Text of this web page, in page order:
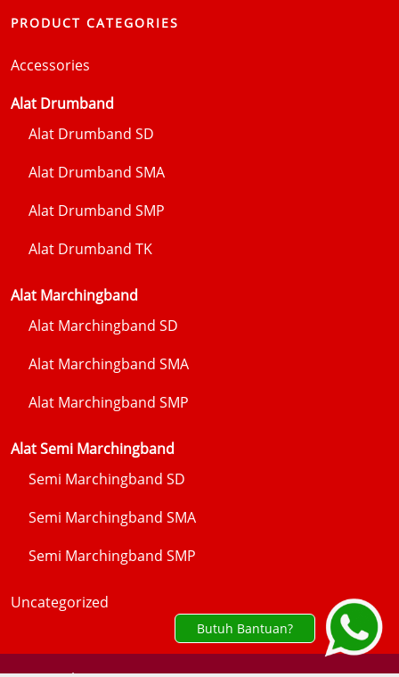
PRODUCT CATEGORIES
Accessories
Alat Drumband
Alat Drumband SD
Alat Drumband SMA
Alat Drumband SMP
Alat Drumband TK
Alat Marchingband
Alat Marchingband SD
Alat Marchingband SMA
Alat Marchingband SMP
Alat Semi Marchingband
Semi Marchingband SD
Semi Marchingband SMA
Semi Marchingband SMP
Uncategorized
Butuh Bantuan?